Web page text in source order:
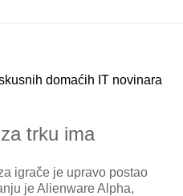
domaćih IT novinara
trku ima
igrače je upravo postao
je Alienware Alpha,